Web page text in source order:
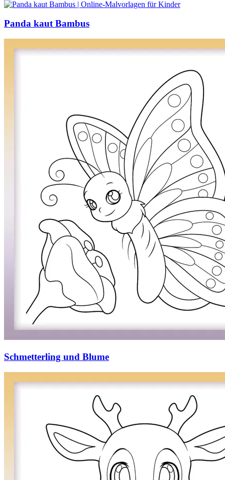
Panda kaut Bambus
Schmetterling und Blume